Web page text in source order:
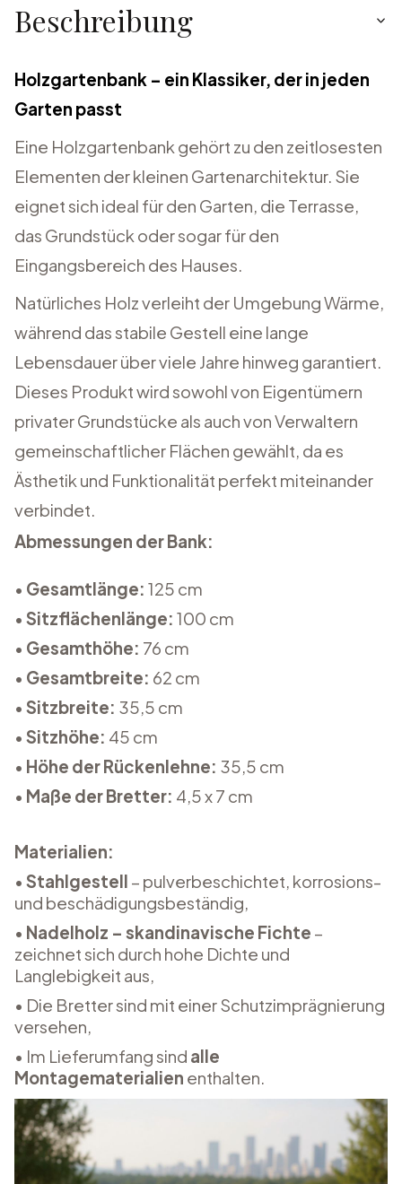
Beschreibung
Holzgartenbank – ein Klassiker, der in jeden
Garten passt
Eine Holzgartenbank gehört zu den zeitlosesten
Elementen der kleinen Gartenarchitektur. Sie
eignet sich ideal für den Garten, die Terrasse,
das Grundstück oder sogar für den
Eingangsbereich des Hauses.
Natürliches Holz verleiht der Umgebung Wärme,
während das stabile Gestell eine lange
Lebensdauer über viele Jahre hinweg garantiert.
Dieses Produkt wird sowohl von Eigentümern
privater Grundstücke als auch von Verwaltern
gemeinschaftlicher Flächen gewählt, da es
Ästhetik und Funktionalität perfekt miteinander
verbindet.
Abmessungen der Bank:
• Gesamtlänge: 125 cm
• Sitzflächenlänge: 100 cm
• Gesamthöhe: 76 cm
• Gesamtbreite: 62 cm
• Sitzbreite: 35,5 cm
• Sitzhöhe: 45 cm
• Höhe der Rückenlehne: 35,5 cm
• Maße der Bretter: 4,5 x 7 cm
Materialien:
• Stahlgestell – pulverbeschichtet, korrosions-
und beschädigungsbeständig,
• Nadelholz – skandinavische Fichte –
zeichnet sich durch hohe Dichte und
Langlebigkeit aus,
• Die Bretter sind mit einer Schutzimprägnierung
versehen,
• Im Lieferumfang sind alle
Montagematerialien enthalten.